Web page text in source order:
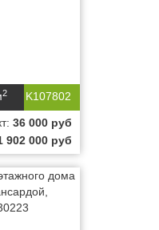
K107802
2
36 000 руб
902 000 руб